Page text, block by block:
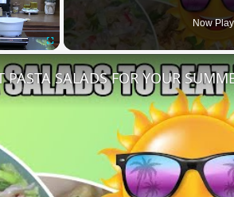
Now
PASTA SALADS FOR YOUR